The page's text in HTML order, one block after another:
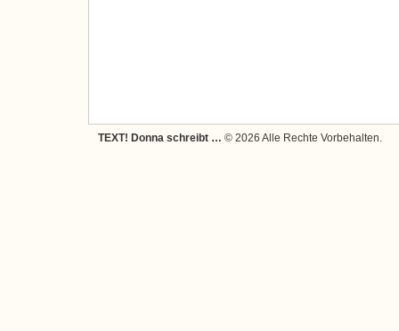
TEXT! Donna schreibt … © 2026 Alle Rechte Vorbehalten.